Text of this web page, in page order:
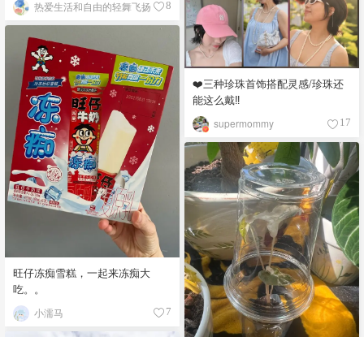
❤️三种珍珠首饰搭配灵感/珍珠还
能这么戴‼️
supermommy 17
热爱生活和自由的轻舞飞扬 8
旺仔冻痴雪糕，一起来冻痴大
吃。。
小濡马 7